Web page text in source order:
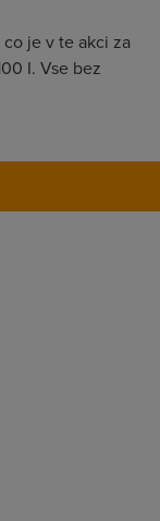
je v te akci za
I. Vse bez